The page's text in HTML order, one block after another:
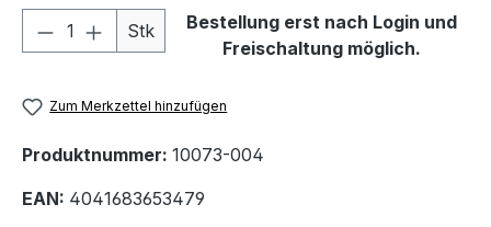
Produkt Anzahl: Gib den
Stk
Bestellung erst nach Login und
Freischaltung möglich.
Zum Merkzettel hinzufügen
Produktnummer: 10073-004
EAN: 4041683653479